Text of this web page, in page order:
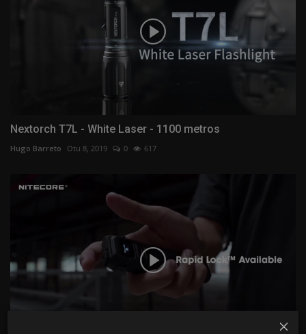
Nextorch T7L - White Laser - 1100 metros
Hugo Barreto Otu 8, 2019 0 617